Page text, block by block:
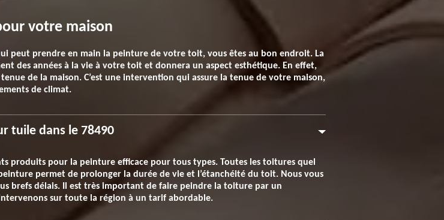
votre maison
peut prendre en main la peinture de votre toit, vous êtes au bon endroit. La
des années à la vie à votre toit et donnera un aspect esthétique. En effet,
de la maison. C’est une intervention qui assure la tenue de votre maison,
de climat.
tuile dans le 78490
produits pour la peinture efficace pour tous types. Toutes les toitures quel
permet de prolonger la durée de vie et l’étanchéité du toit. Nous vous
brefs délais. Il est très important de faire peindre la toiture par un
sur toute la région à un tarif abordable.